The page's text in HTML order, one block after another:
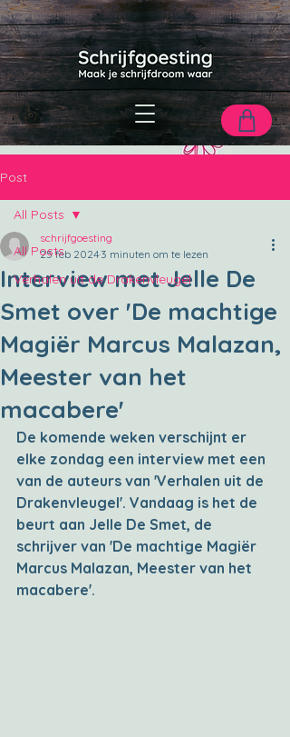
Post
All Posts
Verhalen uit de Drakenvleugel
All Posts
Interview met Jelle De
Smet over 'De machtige
Magiër Marcus Malazan,
Meester van het
macabere'
schrijfgoesting
25 feb 2024 3 minuten om te lezen
De komende weken verschijnt er
elke zondag een interview met een
van de auteurs van 'Verhalen uit de
Drakenvleugel'. Vandaag is het de
beurt aan Jelle De Smet, de
schrijver van 'De machtige Magiër
Marcus Malazan, Meester van het
macabere'.